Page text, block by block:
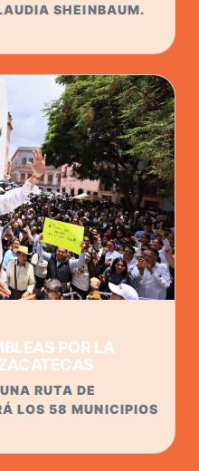
SHEINBAUM.
POR LA
RUTA DE
LOS 58 MUNICIPIOS